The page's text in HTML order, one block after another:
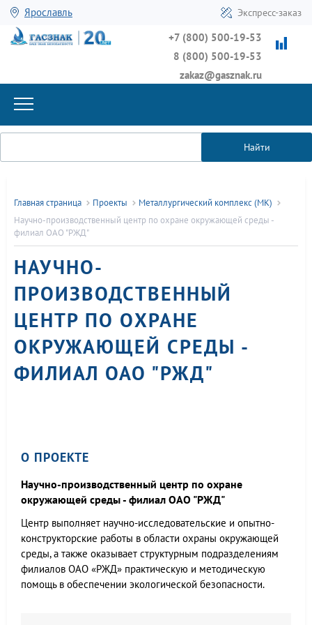
Ярославль Экспресс-заказ
+7 (800) 500-19-53
8 (800) 500-19-53
zakaz@gasznak.ru
Найти
Главная страница Проекты
Металлургический комплекс (МК)
Научно-производственный центр по охране окружающей среды -
филиал ОАО "РЖД"
НАУЧНО-
ПРОИЗВОДСТВЕННЫЙ
ЦЕНТР ПО ОХРАНЕ
ОКРУЖАЮЩЕЙ СРЕДЫ -
ФИЛИАЛ ОАО "РЖД"
О ПРОЕКТЕ
Научно-производственный центр по охране
окружающей среды - филиал ОАО "РЖД"
Центр выполняет научно-исследовательские и опытно-
конструкторские работы в области охраны окружающей
среды, а также оказывает структурным подразделениям
филиалов ОАО «РЖД» практическую и методическую
помощь в обеспечении экологической безопасности.